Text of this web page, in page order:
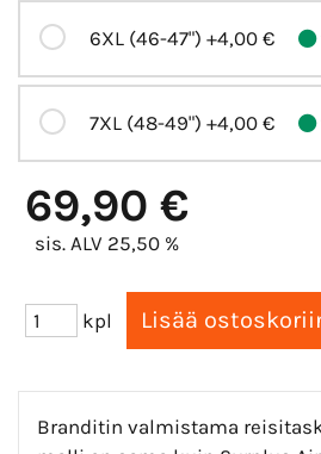
6XL (46-47") +4,00 €
7XL (48-49") +4,00 €
69,90 €
sis. ALV 25,50 %
kpl
Branditin valmistama